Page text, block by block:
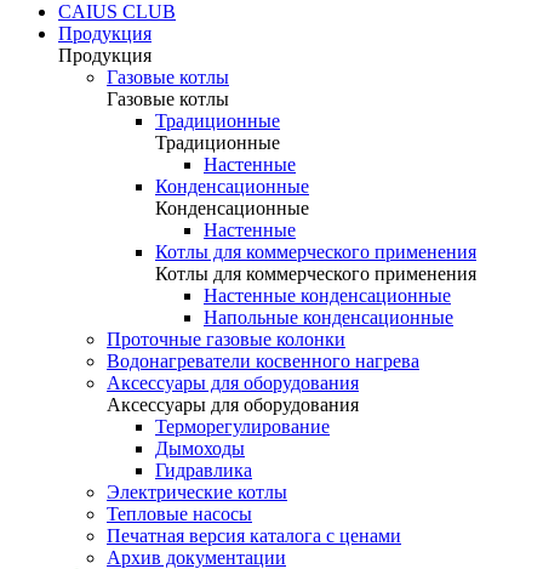
CAIUS CLUB
Продукция
Продукция
Газовые котлы
Газовые котлы
Традиционные
Традиционные
Настенные
Конденсационные
Конденсационные
Настенные
Котлы для коммерческого применения
Котлы для коммерческого применения
Настенные конденсационные
Напольные конденсационные
Проточные газовые колонки
Водонагреватели косвенного нагрева
Аксессуары для оборудования
Аксессуары для оборудования
Терморегулирование
Дымоходы
Гидравлика
Электрические котлы
Тепловые насосы
Печатная версия каталога с ценами
Архив документации